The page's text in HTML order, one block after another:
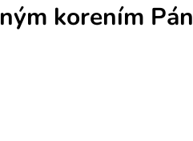
korením Pán